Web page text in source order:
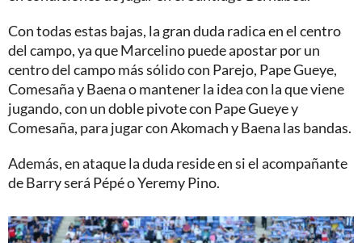
Con todas estas bajas, la gran duda radica en el centro
del campo, ya que Marcelino puede apostar por un
centro del campo más sólido con Parejo, Pape Gueye,
Comesaña y Baena o mantener la idea con la que viene
jugando, con un doble pivote con Pape Gueye y
Comesaña, para jugar con Akomach y Baena las bandas.
Además, en ataque la duda reside en si el acompañante
de Barry será Pépé o Yeremy Pino.